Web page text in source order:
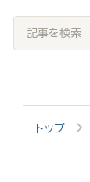
記
事
検
トップ